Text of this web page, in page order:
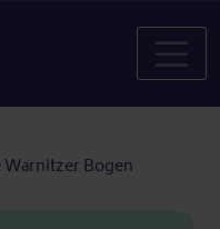
Bogen